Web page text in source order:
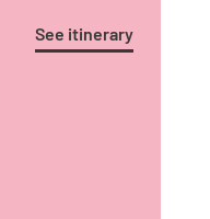
See itinerary